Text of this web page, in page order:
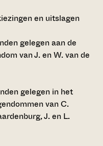
en uitslagen
gelegen aan de
van J. en W. van de
gelegen in het
van C.
J. en L.